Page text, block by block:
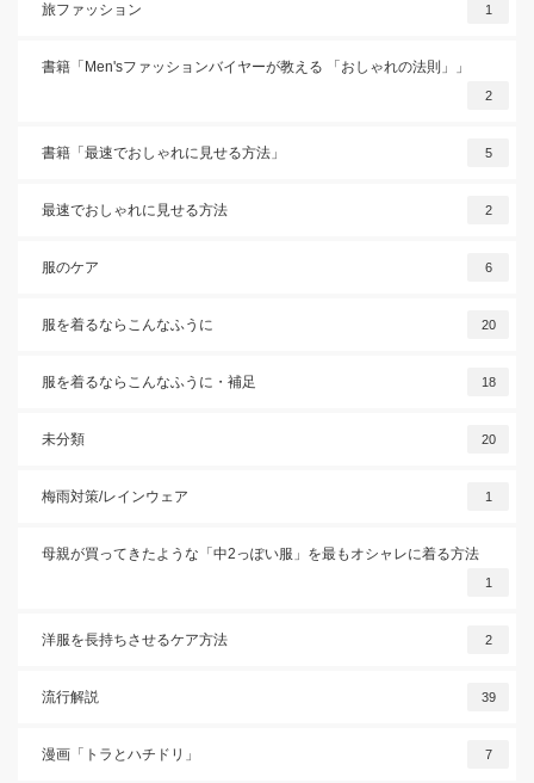
旅ファッション 1
書籍「Men'sファッションバイヤーが教える 「おしゃれの法則」」
2
書籍「最速でおしゃれに見せる方法」 5
最速でおしゃれに見せる方法 2
服のケア 6
服を着るならこんなふうに 20
服を着るならこんなふうに・補足 18
未分類 20
梅雨対策/レインウェア 1
母親が買ってきたような「中2っぽい服」を最もオシャレに着る方法
1
洋服を長持ちさせるケア方法 2
流行解説 39
漫画「トラとハチドリ」 7